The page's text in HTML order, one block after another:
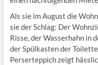
Als sie im August die
sie der Schlag: Der
Risse, der Wasserhahn in
der Spülkasten der
Perserteppich zeigt